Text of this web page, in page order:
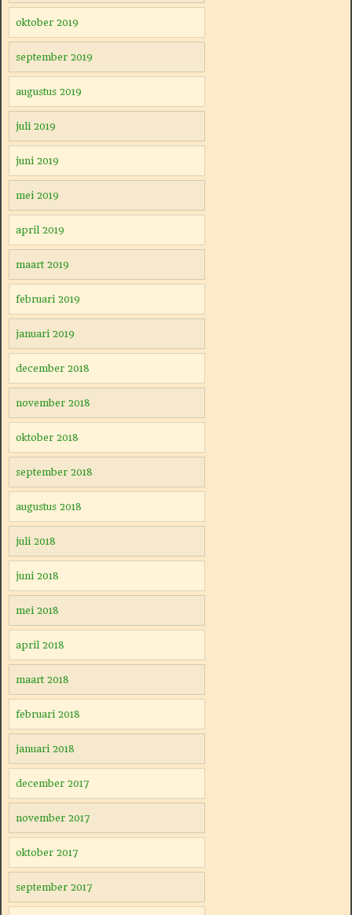
oktober 2019
september 2019
augustus 2019
juli 2019
juni 2019
mei 2019
april 2019
maart 2019
februari 2019
januari 2019
december 2018
november 2018
oktober 2018
september 2018
augustus 2018
juli 2018
juni 2018
mei 2018
april 2018
maart 2018
februari 2018
januari 2018
december 2017
november 2017
oktober 2017
september 2017